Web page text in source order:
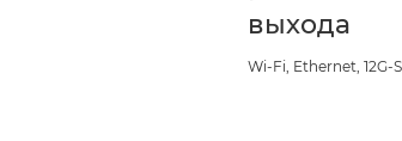
выхода
Wi-Fi, Ethernet, 12G-